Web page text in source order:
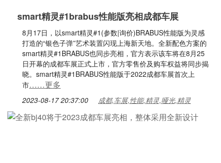
smart精灵#1brabus性能版亮相成都车展
8月17日，以smart精灵#1(参数|询价)BRABUS性能版为灵感
打造的“银色子弹”艺术装置闪现上海新天地。全新配色方案的
smart精灵#1BRABUS也同步亮相，官方表示该车将在8月25
日开幕的成都车展正式上市，官方零售价及购车权益将同步揭
晓。smart精灵#1BRABUS性能版于2022成都车展首次上
市……更多
2023-08-17 20:37:00 成都,车展,性能,精灵,哑光,精灵